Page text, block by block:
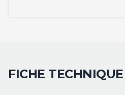
FICHE TECHNIQUE